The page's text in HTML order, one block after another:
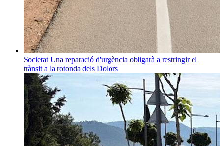
Societat Una reparació d'urgència obligarà a restringir el
trànsit a la rotonda dels Dolors